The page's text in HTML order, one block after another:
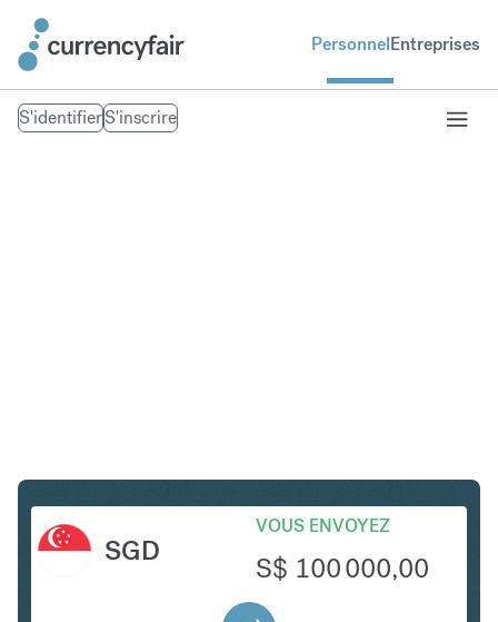
PersonnelEntreprises
S'identifierS'inscrire
SGD
VOUS ENVOYEZ
S$ 100 000,00